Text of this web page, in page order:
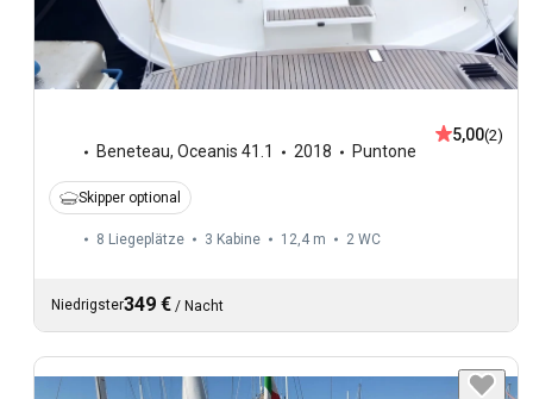
Beneteau, Oceanis 41.1 2018 Puntone
5,00(2)
Skipper optional
8 Liegeplätze 3 Kabine 12,4 m 2 WC
Niedrigster349 € / Nacht